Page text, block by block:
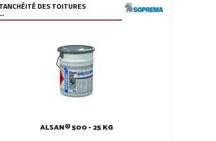
DES TOITURES
ALSAN® 500 - 25 KG